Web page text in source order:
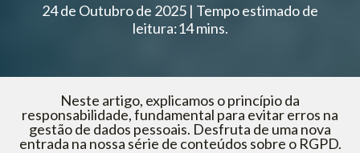
24 de Outubro de 2025 | Tempo estimado de
leitura:14 mins.
Neste artigo, explicamos o princípio da
responsabilidade, fundamental para evitar erros na
gestão de dados pessoais. Desfruta de uma nova
entrada na nossa série de conteúdos sobre o RGPD.